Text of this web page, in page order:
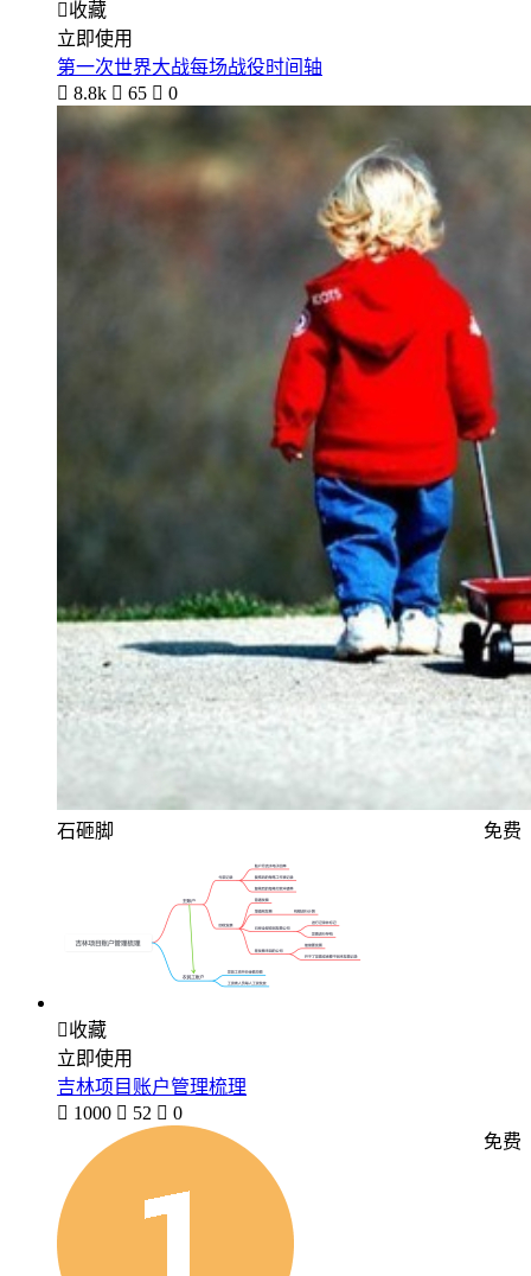
收藏
立即使用
第一次世界大战每场战役时间轴
 8.8k  65  0
石砸脚 免费
收藏
立即使用
吉林项目账户管理梳理
 1000  52  0
免费